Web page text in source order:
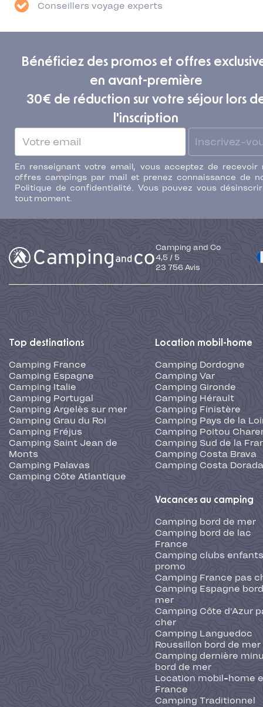
Conseillers voyage experts
Bénéficiez des promos et offres
en avant-première
30€ de réduction sur votre séjour lors
l'inscription
Inscrivez-
En renseignant votre email, vous acceptez de recevoir
offres campings par mail et prenez connaissance de
Politique de confidentialité. Vous pouvez vous
tout moment.
Camping and Co
4,5 / 5
23 756Avis
Top destinations
Camping France
Camping Espagne
Camping Italie
Camping Portugal
Camping Argelès sur mer
Camping Grau du Roi
Camping Fréjus
Camping Saint Jean de
Monts
Camping Palavas
Camping Côte Atlantique
Location mobil-home
Camping Dordogne
Camping Var
Camping Gironde
Camping Hérault
Camping Finistère
Camping Pays de la
Camping Poitou
Camping Sud de la
Camping Costa Brava
Camping Costa Dorada
Vacances au camping
Camping bord de mer
Camping bord de lac
France
Camping clubs
promo
Camping France pas
Camping Espagne
mer
Camping Côte d'Azur
cher
Camping Languedoc
Roussillon bord de mer
Camping dernière
bord de mer
Location mobil-home
France
Camping Traditionnel